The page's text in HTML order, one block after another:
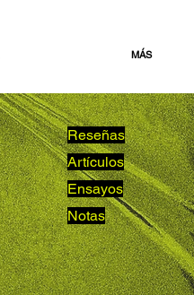
MÁS
Reseñas
Artículos
Ensayos
Notas